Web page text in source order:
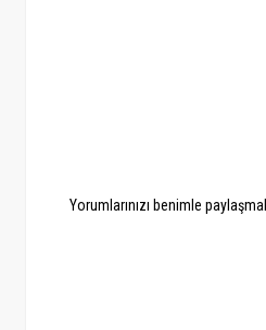
Yorumlarınızı benimle